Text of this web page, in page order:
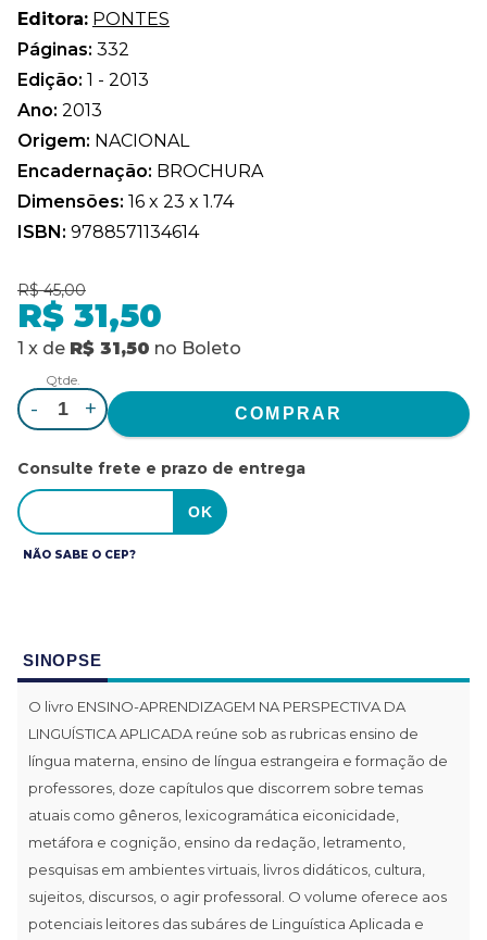
Editora: PONTES
Páginas: 332
Edição: 1 - 2013
Ano: 2013
Origem: NACIONAL
Encadernação: BROCHURA
Dimensões: 16 x 23 x 1.74
ISBN: 9788571134614
R$ 45,00
R$ 31,50
1 x de R$ 31,50 no Boleto
Qtde.
- +
Consulte frete e prazo de entrega
NÃO SABE O CEP?
SINOPSE
O livro ENSINO-APRENDIZAGEM NA PERSPECTIVA DA
LINGUÍSTICA APLICADA reúne sob as rubricas ensino de
língua materna, ensino de língua estrangeira e formação de
professores, doze capítulos que discorrem sobre temas
atuais como gêneros, lexicogramática eiconicidade,
metáfora e cognição, ensino da redação, letramento,
pesquisas em ambientes virtuais, livros didáticos, cultura,
sujeitos, discursos, o agir professoral. O volume oferece aos
potenciais leitores das subáres de Linguística Aplicada e